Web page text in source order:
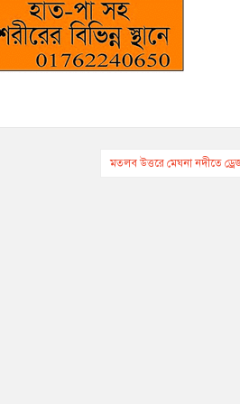
মতলব উত্তরে মেঘনা নদীতে